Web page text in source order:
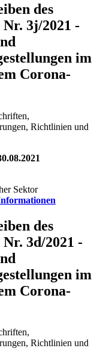
des
3j/2021 -
im
Corona-
Richtlinien und
des
3d/2021 -
im
Corona-
Richtlinien und